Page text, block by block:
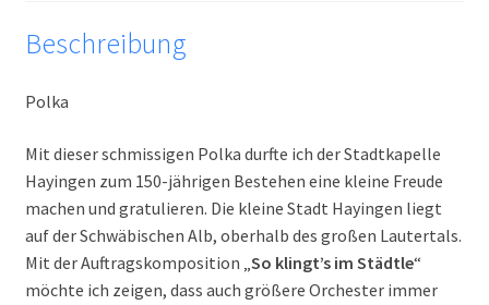
Beschreibung
Polka
Mit dieser schmissigen Polka durfte ich der Stadtkapelle
Hayingen zum 150-jährigen Bestehen eine kleine Freude
machen und gratulieren. Die kleine Stadt Hayingen liegt
auf der Schwäbischen Alb, oberhalb des großen Lautertals.
Mit der Auftragskomposition „So klingt’s im Städtle“
möchte ich zeigen, dass auch größere Orchester immer